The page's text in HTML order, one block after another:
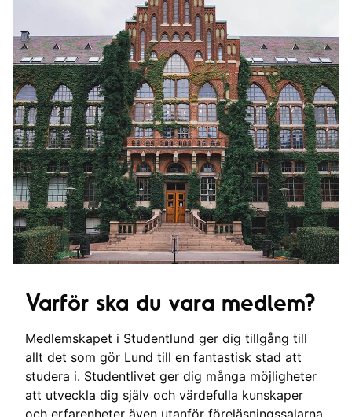
Varför ska du vara medlem?
Medlemskapet i Studentlund ger dig tillgång till
allt det som gör Lund till en fantastisk stad att
studera i. Studentlivet ger dig många möjligheter
att utveckla dig själv och värdefulla kunskaper
och erfarenheter även utanför föreläsningssalarna.